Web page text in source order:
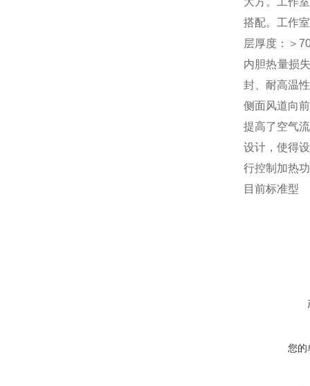
搭配。工作
层厚度：＞
内胆热量损
封、耐高温
侧面风道向
提高了空气
设计，使得
行控制加热
目前标准型
您的